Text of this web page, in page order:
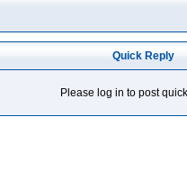
Quick Reply
Please log in to post